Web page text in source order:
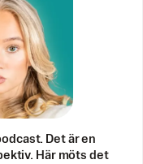
Det är en
Här möts det